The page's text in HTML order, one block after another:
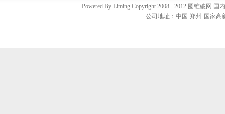
Powered By Liming Copyright 2008 - 2012 圆锥破网 国
公司地址：中国-郑州-国家高